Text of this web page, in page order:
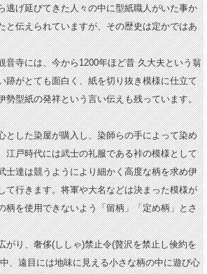
逃げ延びてきた人々の中に型紙職人がいた事か
と伝えられていますが、その歴史は定かではあ
音寺には、今から1200年ほど昔 久大夫という翁
跡がとても面白く、紙を切り抜き模様に仕立て
勢型紙の発祥という言い伝えも残っています。
とした染屋が購入し、染師らの手によって染め
江戸時代には武士の礼服である裃の模様として
士達は競うようにより細かく高度な柄を求め伊
て行きます。将軍や大名などは決まった模様が
柄を使用できないよう「留柄」「定め柄」とさ
がり、奢侈(ししゃ)禁止令(贅沢を禁止し倹約を
、遠目には地味に見える小さな柄の中に遊び心